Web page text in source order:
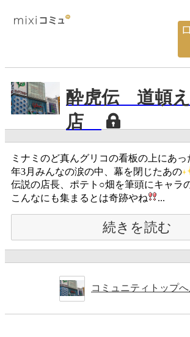
酔虎伝 道頓
店
ミナミのど真んグリコの看板の上にあっ
年3月みんなの涙の中、幕を閉じたあの
伝説の店長、ポテト○畑を筆頭にキャラ
こんなにも集まるとは奇跡やね
...
続きを読む
コミュニティトップへ